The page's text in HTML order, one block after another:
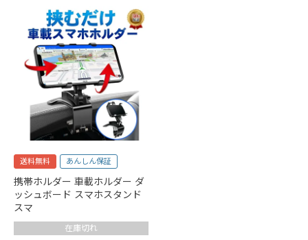
送料無料 あんしん保証
携帯ホルダー 車載ホルダー ダ
ッシュボード スマホスタンド
スマ
在庫切れ